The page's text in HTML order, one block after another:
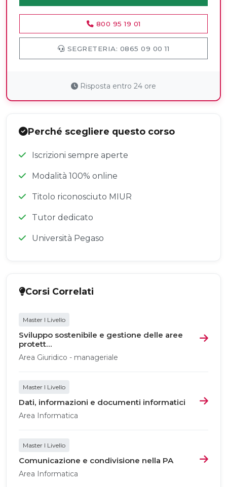
800 95 19 01
SEGRETERIA: 0865 09 00 11
Risposta entro 24 ore
Perché scegliere questo corso
Iscrizioni sempre aperte
Modalità 100% online
Titolo riconosciuto MIUR
Tutor dedicato
Università Pegaso
Corsi Correlati
Master I Livello
Sviluppo sostenibile e gestione delle aree
protett...
Area Giuridico - manageriale
Master I Livello
Dati, informazioni e documenti informatici
Area Informatica
Master I Livello
Comunicazione e condivisione nella PA
Area Informatica